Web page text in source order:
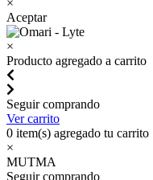
×
Aceptar
×
Producto agregado a carrito
Seguir comprando
Ver carrito
0 item(s) agregado tu carrito
×
MUTMA
Seguir comprando